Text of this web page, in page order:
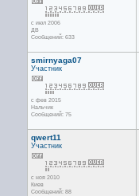
с июл 2006
ДВ
Сообщений: 633
smirnyaga07
Участник
с фев 2015
Нальчик
Сообщений: 75
qwert11
Участник
с ноя 2010
Киев
Сообщений: 88